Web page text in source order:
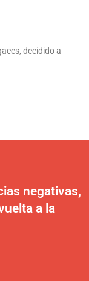
decidido a
negativas,
a la